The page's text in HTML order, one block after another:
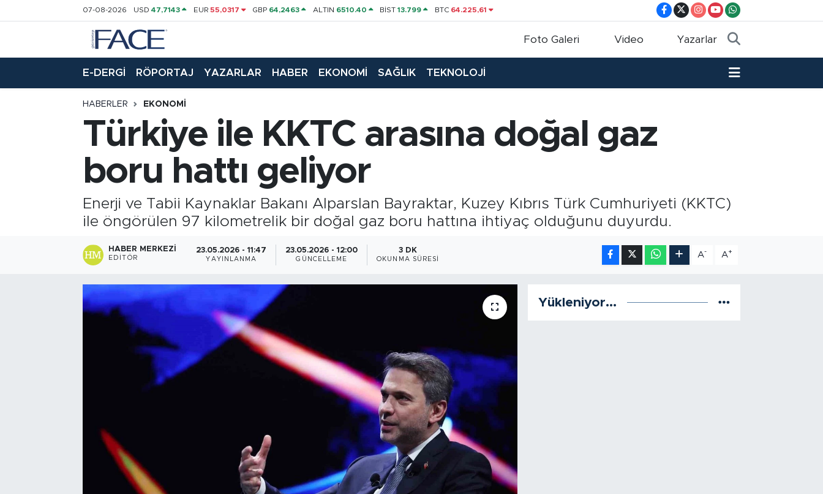
07-08-2026 USD47,7143 EUR 55,0317 GBP 64,2463 ALTIN 6510.40 BİST13.799 BTC 64.225,61
Foto Galeri Video Yazarlar
E-DERGİ RÖPORTAJ YAZARLAR HABER EKONOMİ SAĞLIK TEKNOLOJİ
HABERLER EKONOMI
Türkiye ile KKTC arasına doğal gaz
boru hattı geliyor
Enerji ve Tabii Kaynaklar Bakanı Alparslan Bayraktar, Kuzey Kıbrıs Türk Cumhuriyeti (KKTC)
ile öngörülen 97 kilometrelik bir doğal gaz boru hattına ihtiyaç olduğunu duyurdu.
HABER MERKEZI
EDITÖR
23.05.2026 - 11:47
YAYINLANMA
23.05.2026 - 12:00
GÜNCELLEME
3 DK
OKUNMA SÜRESI
A- A+
Yükleniyor...
Nöbetçi Eczaneler
Hava Durumu
Trafik Durumu
Süper Lig Puan Durumu ve Fikstür
Tüm Manşetler
Son Dakika Haberleri